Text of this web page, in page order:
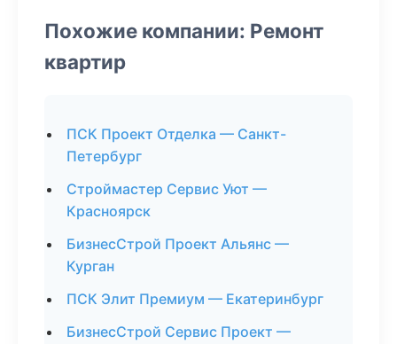
Похожие компании: Ремонт
квартир
ПСК Проект Отделка — Санкт-
Петербург
Строймастер Сервис Уют —
Красноярск
БизнесСтрой Проект Альянс —
Курган
ПСК Элит Премиум — Екатеринбург
БизнесСтрой Сервис Проект —